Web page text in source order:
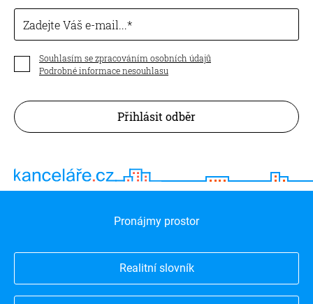
Zadejte Váš e-mail...
Souhlasím se zpracováním osobních údajů
Podrobné informace nesouhlasu
Přihlásit odběr
Pronájmy prostor
Realitní slovník